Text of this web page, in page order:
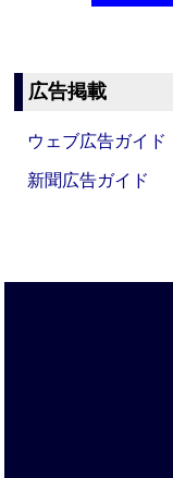
広告掲載
ウェブ広告ガイド
新聞広告ガイド